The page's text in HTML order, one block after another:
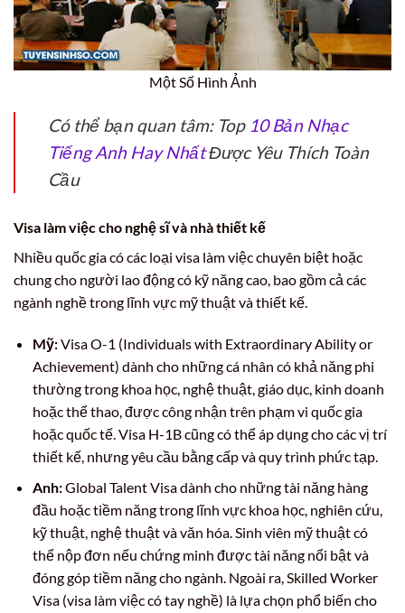
Một Số Hình Ảnh
Có thể bạn quan tâm: Top 10 Bản Nhạc
Tiếng Anh Hay NhấtĐược Yêu Thích Toàn
Cầu
Visa làm việc cho nghệ sĩ và nhà thiết kế
Nhiều quốc gia có các loại visa làm việc chuyên biệt hoặc
chung cho người lao động có kỹ năng cao, bao gồm cả các
ngành nghề trong lĩnh vực mỹ thuật và thiết kế.
Mỹ:Visa O-1 (Individuals with Extraordinary Ability or
Achievement) dành cho những cá nhân có khả năng phi
thường trong khoa học, nghệ thuật, giáo dục, kinh doanh
hoặc thể thao, được công nhận trên phạm vi quốc gia
hoặc quốc tế. Visa H-1B cũng có thể áp dụng cho các vị trí
thiết kế, nhưng yêu cầu bằng cấp và quy trình phức tạp.
Anh:Global Talent Visa dành cho những tài năng hàng
đầu hoặc tiềm năng trong lĩnh vực khoa học, nghiên cứu,
kỹ thuật, nghệ thuật và văn hóa. Sinh viên mỹ thuật có
thể nộp đơn nếu chứng minh được tài năng nổi bật và
đóng góp tiềm năng cho ngành. Ngoài ra, Skilled Worker
Visa (visa làm việc có tay nghề) là lựa chọn phổ biến cho